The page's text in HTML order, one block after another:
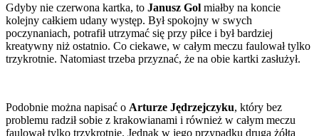
Gdyby nie czerwona kartka, to Janusz Gol miałby na koncie
kolejny całkiem udany występ. Był spokojny w swych
poczynaniach, potrafił utrzymać się przy piłce i był bardziej
kreatywny niż ostatnio. Co ciekawe, w całym meczu faulował tylko
trzykrotnie. Natomiast trzeba przyznać, że na obie kartki zasłużył.
Podobnie można napisać o Arturze Jędrzejczyku, który bez
problemu radził sobie z krakowianami i również w całym meczu
faulował tylko trzykrotnie. Jednak w jego przypadku druga żółta